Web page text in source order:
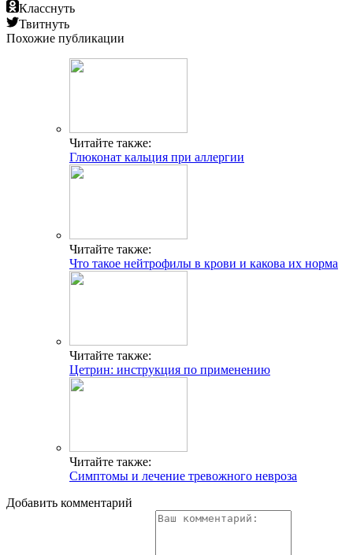
Класснуть
Твитнуть
Похожие публикации
Читайте также:
Глюконат кальция при аллергии
Читайте также:
Что такое нейтрофилы в крови и какова их норма
Читайте также:
Цетрин: инструкция по применению
Читайте также:
Симптомы и лечение тревожного невроза
Добавить комментарий